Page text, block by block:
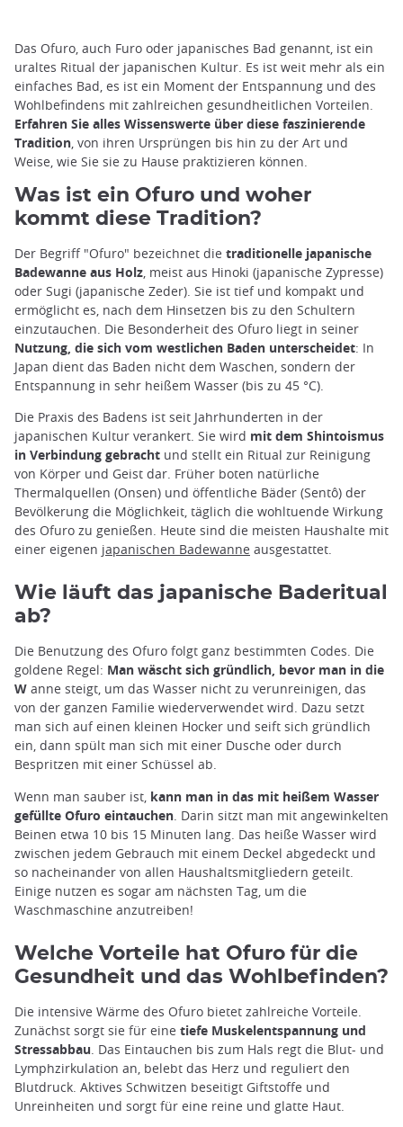
Das Ofuro, auch Furo oder japanisches Bad genannt, ist ein
uraltes Ritual der japanischen Kultur. Es ist weit mehr als ein
einfaches Bad, es ist ein Moment der Entspannung und des
Wohlbefindens mit zahlreichen gesundheitlichen Vorteilen.
Erfahren Sie alles Wissenswerte über diese faszinierende
Tradition, von ihren Ursprüngen bis hin zu der Art und
Weise, wie Sie sie zu Hause praktizieren können.
Was ist ein Ofuro und woher
kommt diese Tradition?
Der Begriff "Ofuro" bezeichnet die traditionelle japanische
Badewanne aus Holz, meist aus Hinoki (japanische Zypresse)
oder Sugi (japanische Zeder). Sie ist tief und kompakt und
ermöglicht es, nach dem Hinsetzen bis zu den Schultern
einzutauchen. Die Besonderheit des Ofuro liegt in seiner
Nutzung, die sich vom westlichen Baden unterscheidet: In
Japan dient das Baden nicht dem Waschen, sondern der
Entspannung in sehr heißem Wasser (bis zu 45 °C).
Die Praxis des Badens ist seit Jahrhunderten in der
japanischen Kultur verankert. Sie wird mit dem Shintoismus
in Verbindung gebracht und stellt ein Ritual zur Reinigung
von Körper und Geist dar. Früher boten natürliche
Thermalquellen (Onsen) und öffentliche Bäder (Sentô) der
Bevölkerung die Möglichkeit, täglich die wohltuende Wirkung
des Ofuro zu genießen. Heute sind die meisten Haushalte mit
einer eigenen japanischen Badewanne ausgestattet.
Wie läuft das japanische Baderitual
ab?
Die Benutzung des Ofuro folgt ganz bestimmten Codes. Die
goldene Regel: Man wäscht sich gründlich, bevor man in die
W anne steigt, um das Wasser nicht zu verunreinigen, das
von der ganzen Familie wiederverwendet wird. Dazu setzt
man sich auf einen kleinen Hocker und seift sich gründlich
ein, dann spült man sich mit einer Dusche oder durch
Bespritzen mit einer Schüssel ab.
Wenn man sauber ist, kann man in das mit heißem Wasser
gefüllte Ofuro eintauchen . Darin sitzt man mit angewinkelten
Beinen etwa 10 bis 15 Minuten lang. Das heiße Wasser wird
zwischen jedem Gebrauch mit einem Deckel abgedeckt und
so nacheinander von allen Haushaltsmitgliedern geteilt.
Einige nutzen es sogar am nächsten Tag, um die
Waschmaschine anzutreiben!
Welche Vorteile hat Ofuro für die
Gesundheit und das Wohlbefinden?
Die intensive Wärme des Ofuro bietet zahlreiche Vorteile.
Zunächst sorgt sie für eine tiefe Muskelentspannung und
Stressabbau . Das Eintauchen bis zum Hals regt die Blut- und
Lymphzirkulation an, belebt das Herz und reguliert den
Blutdruck. Aktives Schwitzen beseitigt Giftstoffe und
Unreinheiten und sorgt für eine reine und glatte Haut.